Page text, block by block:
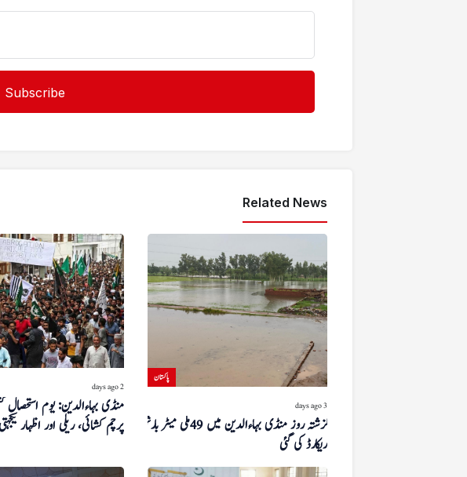
Related News
2 days ago
منڈی بہاءالدین: یوم استحصال
پرچم کشائی، ریلی اور اظہار
پاکستان
3 days ago
گزشتہ روز منڈی بہاءالدین میں 49 ملی میٹر بارش
ریکارڈ کی گئی